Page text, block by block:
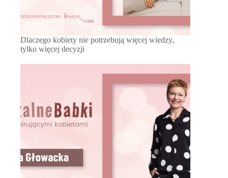
Dlaczego kobiety nie potrzebują więcej wiedzy,
tylko więcej decyzji